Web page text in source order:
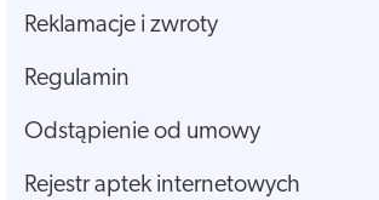
Reklamacje i zwroty
Regulamin
Odstąpienie od umowy
Rejestr aptek internetowych